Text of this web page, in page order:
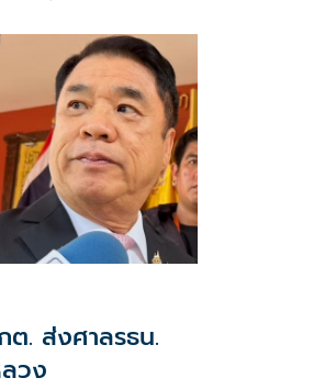
ต. ส่งศาลรธน.
วง